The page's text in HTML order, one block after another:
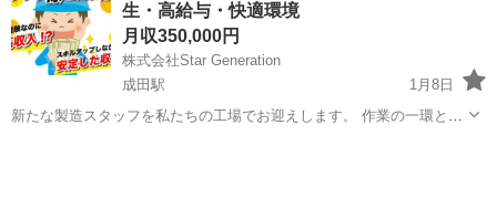
生・高給与・快適環境
月収350,000円
株式会社Star Generation
成田駅
1月8日
新たな製造スタッフを私たちの工場でお迎えします。 作業の一環とし